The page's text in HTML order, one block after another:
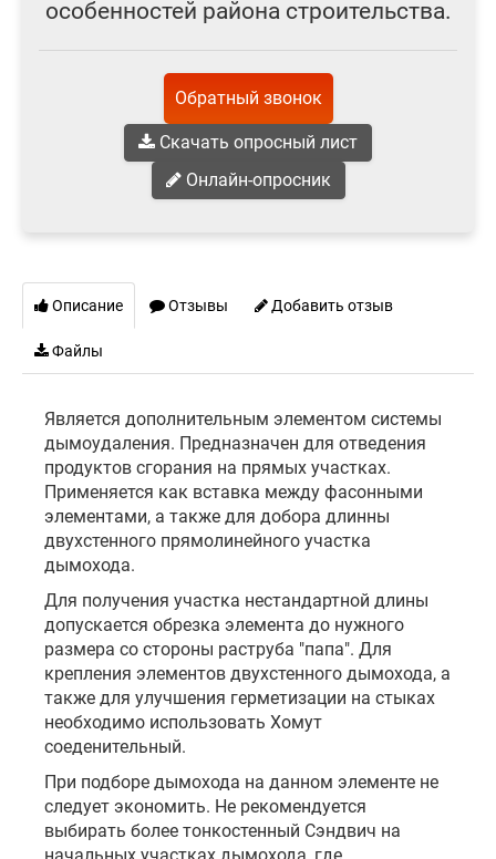
особенностей района строительства.
Обратный звонок
Скачать опросный лист
Онлайн-опросник
Описание Отзывы Добавить отзыв
Файлы
Является дополнительным элементом системы
дымоудаления. Предназначен для отведения
продуктов сгорания на прямых участках.
Применяется как вставка между фасонными
элементами, а также для добора длинны
двухстенного прямолинейного участка
дымохода.
Для получения участка нестандартной длины
допускается обрезка элемента до нужного
размера со стороны раструба "папа". Для
крепления элементов двухстенного дымохода, а
также для улучшения герметизации на стыках
необходимо использовать Хомут
соеденительный.
При подборе дымохода на данном элементе не
следует экономить. Не рекомендуется
выбирать более тонкостенный Сэндвич на